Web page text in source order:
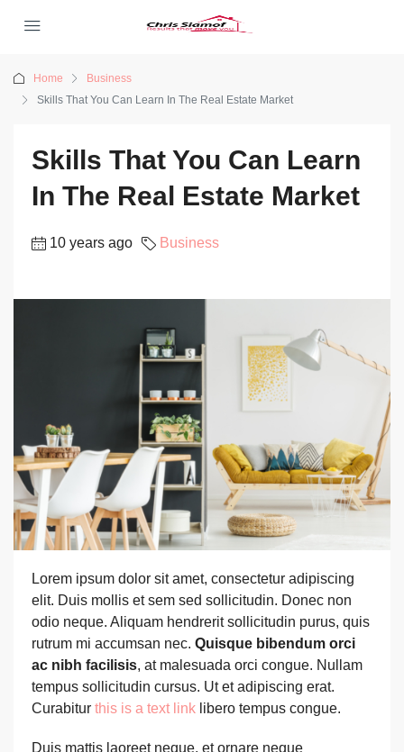
Home
Business
Skills That You Can Learn In The Real Estate Market
Skills That You Can Learn
In The Real Estate Market
10 years ago Business
Lorem ipsum dolor sit amet, consectetur adipiscing
elit. Duis mollis et sem sed sollicitudin. Donec non
odio neque. Aliquam hendrerit sollicitudin purus, quis
rutrum mi accumsan nec. Quisque bibendum orci
ac nibh facilisis, at malesuada orci congue. Nullam
tempus sollicitudin cursus. Ut et adipiscing erat.
Curabitur this is a text link libero tempus congue.
Duis mattis laoreet neque, et ornare neque